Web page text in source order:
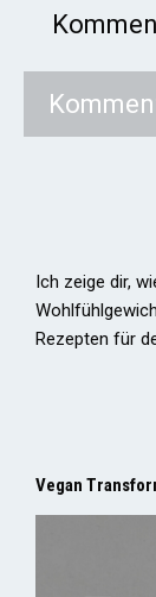
Ich zeige dir,
Rezepten für
Vegan